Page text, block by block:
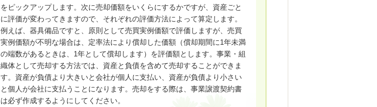
をピックアップします。次に売却価額をいくらにするかですが、資産ごと
に評価が変わってきますので、それぞれの評価方法によって算定します。
例えば、器具備品ですと、原則として売買実例価額で評価しますが、売買
実例価額が不明な場合は、定率法により償却した価額（償却期間に1年未満
の端数があるときは、1年として償却します）を評価額とします。事業・組
織体として売却する方法では、資産と負債を含めて売却することができま
す。資産が負債より大きいと会社が個人に支払い、資産が負債より小さい
と個人が会社に支払うことになります。売却をする際は、事業譲渡契約書
は必ず作成するようにしてください。